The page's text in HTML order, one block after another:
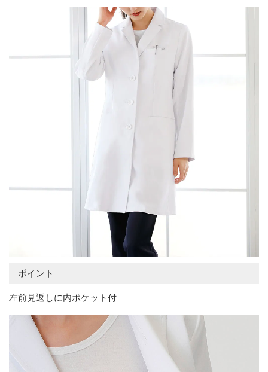
ポイント
左前見返しに内ポケット付